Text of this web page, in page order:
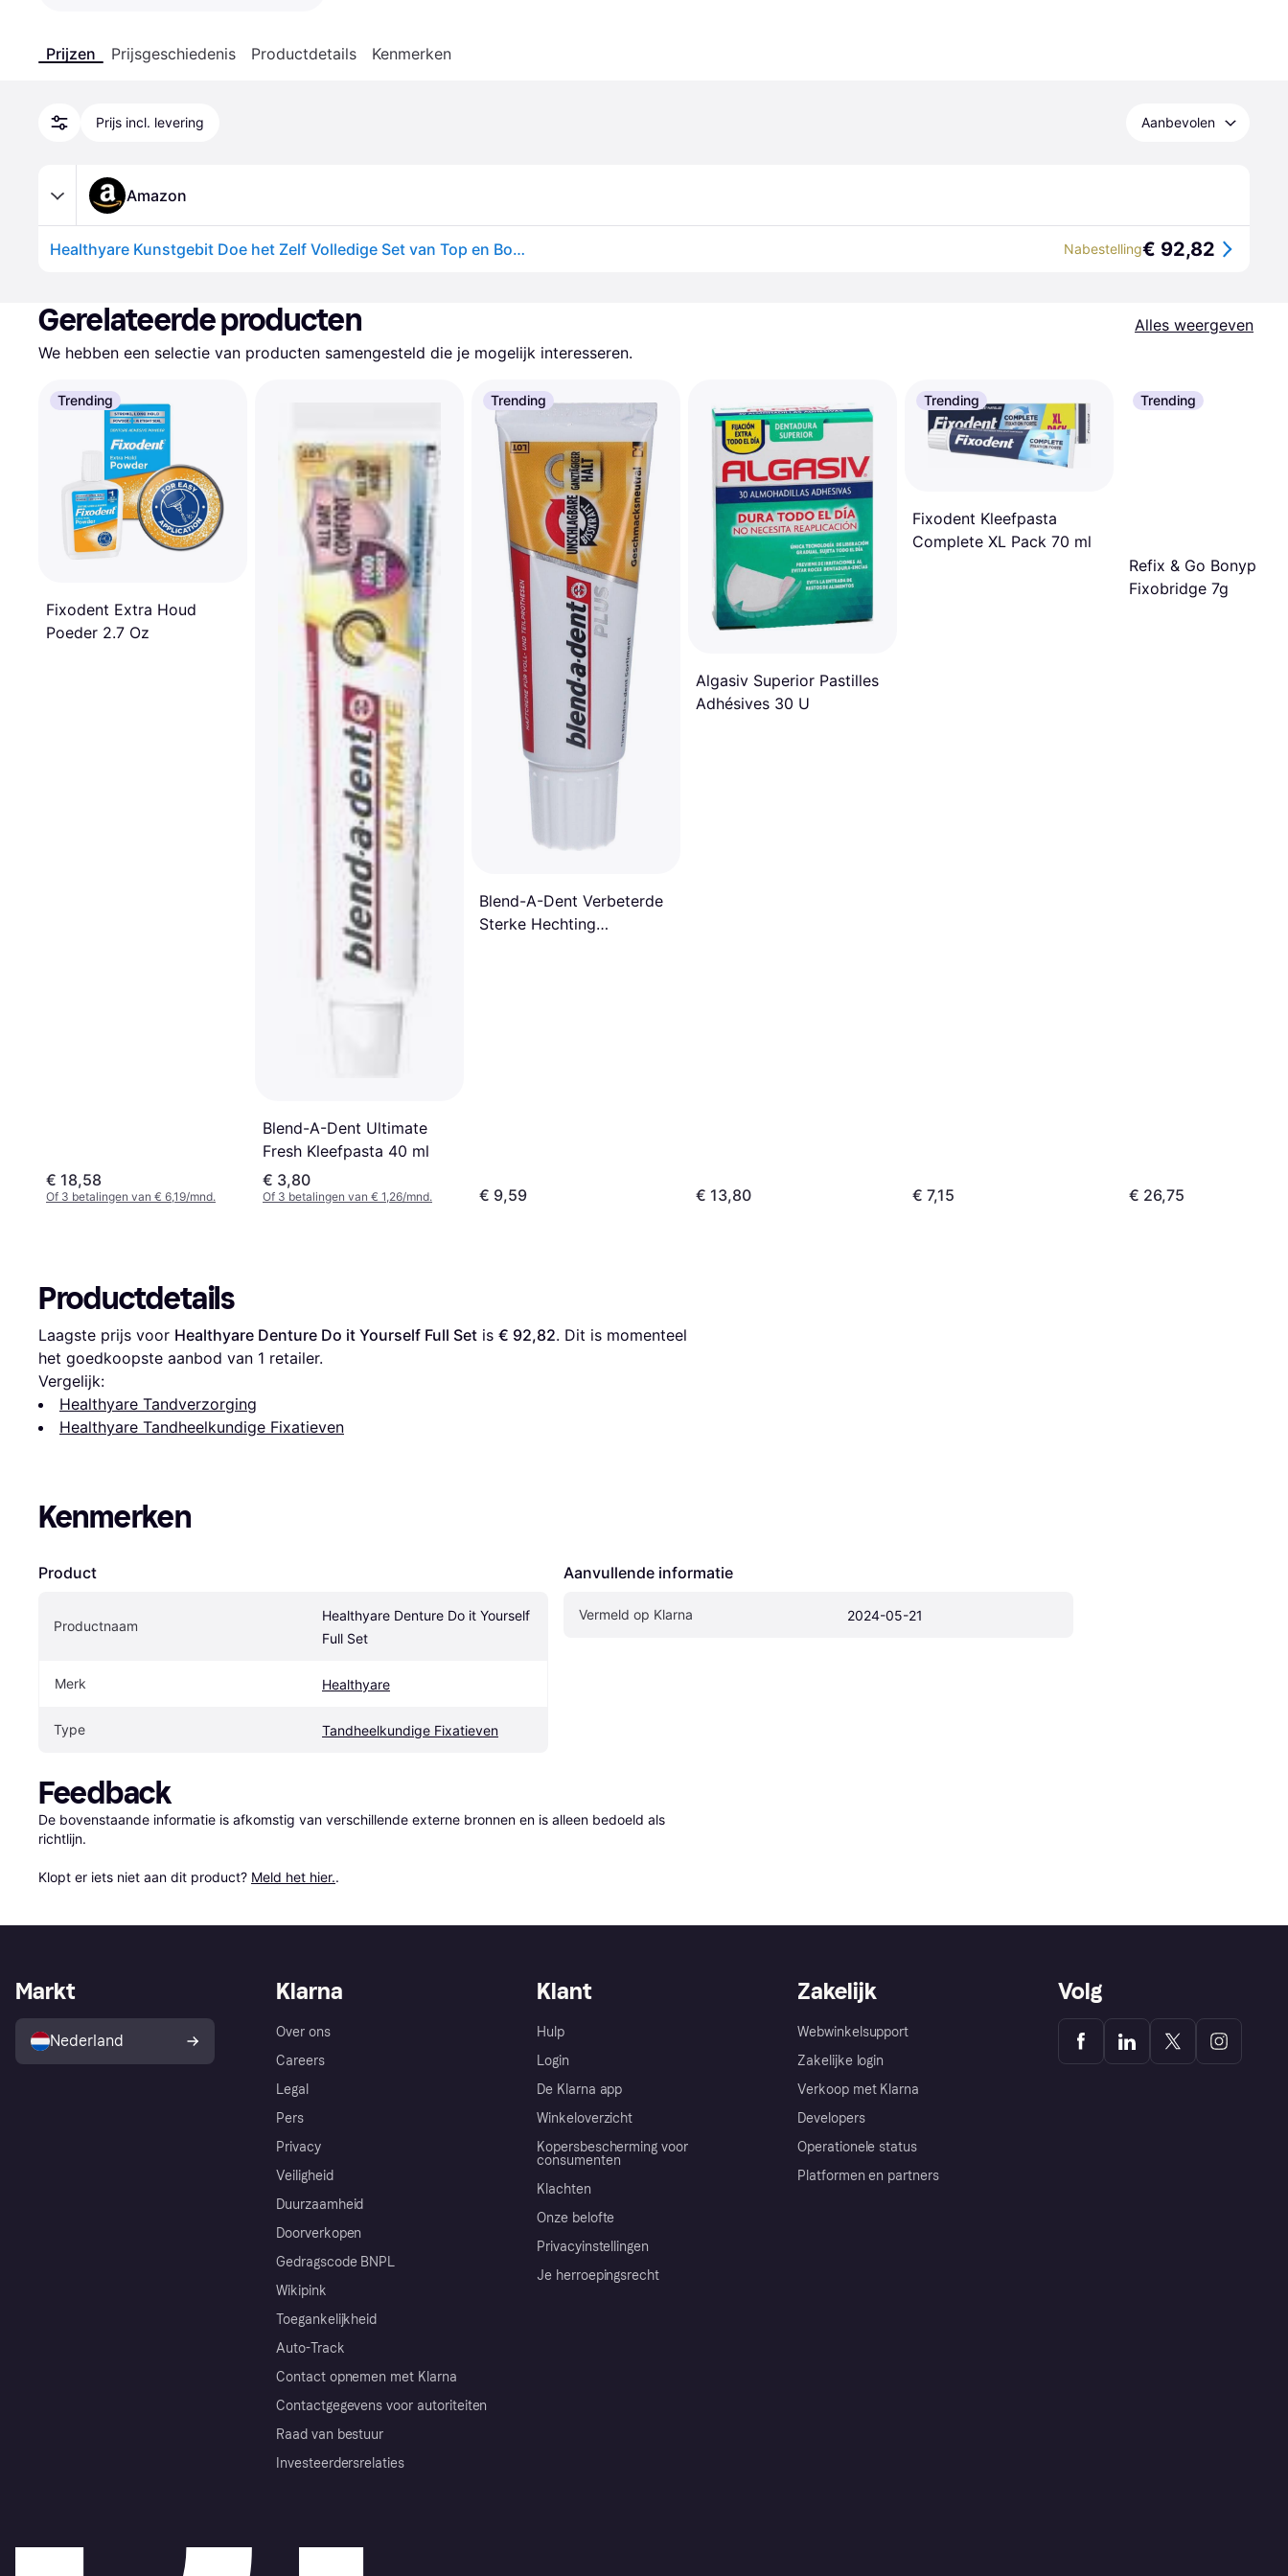
Prijzen Prijsgeschiedenis Productdetails Kenmerken
Prijs incl. levering Aanbevolen
Amazon
Healthyare Kunstgebit Doe het Zelf Volledige Set van Top en Bottom Fake Tanden voor Verbeter Glimlach Nabestelling€ 92,82
Gerelateerde producten
Alles weergeven
We hebben een selectie van producten samengesteld die je mogelijk interesseren.
Trending
Fixodent Extra Houd
Poeder 2.7 Oz
€ 18,58
Of 3 betalingen van € 6,19/mnd.
Blend-A-Dent Ultimate
Fresh Kleefpasta 40 ml
€ 3,80
Of 3 betalingen van € 1,26/mnd.
Trending
Blend-A-Dent Verbeterde
Sterke Hechting
€ 9,59
Algasiv Superior Pastilles
Adhésives 30 U
€ 13,80
Trending
Fixodent Kleefpasta
Complete XL Pack 70 ml
€ 7,15
Trending
Refix & Go Bonyplus
Fixobridge 7g
€ 26,75
Productdetails
Laagste prijs voor Healthyare Denture Do it Yourself Full Set is € 92,82. Dit is momenteel
het goedkoopste aanbod van 1 retailer.
Vergelijk:
Healthyare Tandverzorging
Healthyare Tandheelkundige Fixatieven
Kenmerken
Product
Productnaam
Healthyare Denture Do it Yourself
Full Set
Merk Healthyare
Type Tandheelkundige Fixatieven
Aanvullende informatie
Vermeld op Klarna 2024-05-21
Feedback
De bovenstaande informatie is afkomstig van verschillende externe bronnen en is alleen bedoeld als
richtlijn.
Klopt er iets niet aan dit product? Meld het hier..
Klarna
Over ons
Careers
Legal
Pers
Privacy
Veiligheid
Duurzaamheid
Doorverkopen
Gedragscode BNPL
Wikipink
Toegankelijkheid
Auto-Track
Contact opnemen met Klarna
Contactgegevens voor autoriteiten
Raad van bestuur
Investeerdersrelaties
Klant
Hulp
Login
De Klarna app
Winkeloverzicht
Kopersbescherming voor
consumenten
Klachten
Onze belofte
Privacyinstellingen
Je herroepingsrecht
Zakelijk
Webwinkelsupport
Zakelijke login
Verkoop met Klarna
Developers
Operationele status
Platformen en partners
Markt
Nederland
Volg